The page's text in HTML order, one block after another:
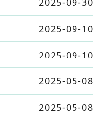
2025-09-30
2025-09-10
2025-09-10
2025-05-08
2025-05-08